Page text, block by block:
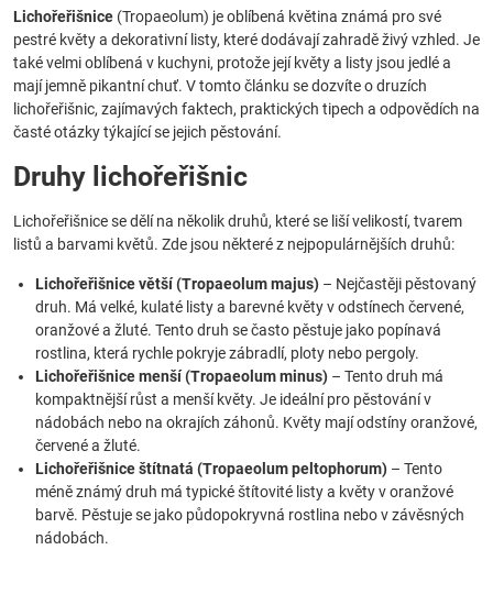
Lichořeřišnice (Tropaeolum) je oblíbená květina známá pro své
pestré květy a dekorativní listy, které dodávají zahradě živý vzhled. Je
také velmi oblíbená v kuchyni, protože její květy a listy jsou jedlé a
mají jemně pikantní chuť. V tomto článku se dozvíte o druzích
lichořeřišnic, zajímavých faktech, praktických tipech a odpovědích na
časté otázky týkající se jejich pěstování.
Druhy lichořeřišnic
Lichořeřišnice se dělí na několik druhů, které se liší velikostí, tvarem
listů a barvami květů. Zde jsou některé z nejpopulárnějších druhů:
Lichořeřišnice větší (Tropaeolum majus) – Nejčastěji pěstovaný
druh. Má velké, kulaté listy a barevné květy v odstínech červené,
oranžové a žluté. Tento druh se často pěstuje jako popínavá
rostlina, která rychle pokryje zábradlí, ploty nebo pergoly.
Lichořeřišnice menší (Tropaeolum minus) – Tento druh má
kompaktnější růst a menší květy. Je ideální pro pěstování v
nádobách nebo na okrajích záhonů. Květy mají odstíny oranžové,
červené a žluté.
Lichořeřišnice štítnatá (Tropaeolum peltophorum) – Tento
méně známý druh má typické štítovité listy a květy v oranžové
barvě. Pěstuje se jako půdopokryvná rostlina nebo v závěsných
nádobách.